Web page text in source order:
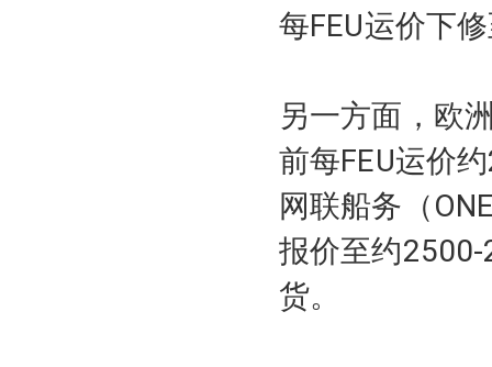
每FEU运价下
另一方面，欧
前每FEU运价
网联船务（
报价至约
货。